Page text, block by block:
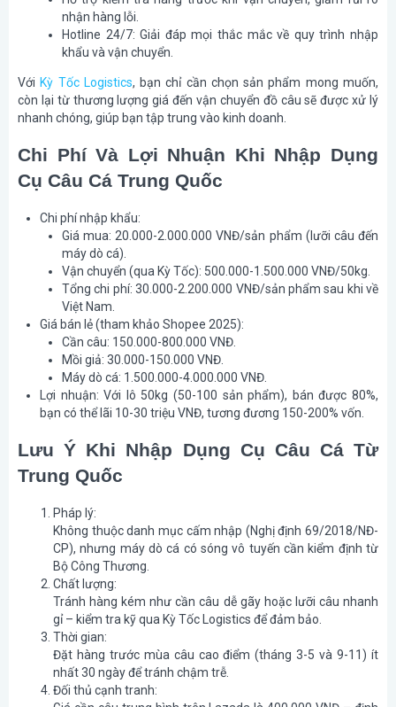
nhận hàng lỗi.
Hotline 24/7: Giải đáp mọi thắc mắc về quy trình nhập
khẩu và vận chuyển.
Với Kỳ Tốc Logistics, bạn chỉ cần chọn sản phẩm mong muốn,
còn lại từ thương lượng giá đến vận chuyển đồ câu sẽ được xử lý
nhanh chóng, giúp bạn tập trung vào kinh doanh.
Chi Phí Và Lợi Nhuận Khi Nhập Dụng
Cụ Câu Cá Trung Quốc
Chi phí nhập khẩu:
Giá mua: 20.000-2.000.000 VNĐ/sản phẩm (lưỡi câu đến
máy dò cá).
Vận chuyển (qua Kỳ Tốc): 500.000-1.500.000 VNĐ/50kg.
Tổng chi phí: 30.000-2.200.000 VNĐ/sản phẩm sau khi về
Việt Nam.
Giá bán lẻ (tham khảo Shopee 2025):
Cần câu: 150.000-800.000 VNĐ.
Mồi giả: 30.000-150.000 VNĐ.
Máy dò cá: 1.500.000-4.000.000 VNĐ.
Lợi nhuận: Với lô 50kg (50-100 sản phẩm), bán được 80%,
bạn có thể lãi 10-30 triệu VNĐ, tương đương 150-200% vốn.
Lưu Ý Khi Nhập Dụng Cụ Câu Cá Từ
Trung Quốc
Pháp lý:
Không thuộc danh mục cấm nhập (Nghị định 69/2018/NĐ-
CP), nhưng máy dò cá có sóng vô tuyến cần kiểm định từ
Bộ Công Thương.
Chất lượng:
Tránh hàng kém như cần câu dễ gãy hoặc lưỡi câu nhanh
gỉ – kiểm tra kỹ qua Kỳ Tốc Logistics để đảm bảo.
Thời gian:
Đặt hàng trước mùa câu cao điểm (tháng 3-5 và 9-11) ít
nhất 30 ngày để tránh chậm trễ.
Đối thủ cạnh tranh: